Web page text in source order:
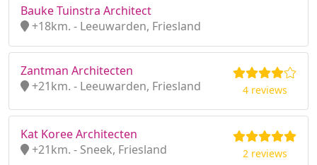
Bauke Tuinstra Architect
+18km. - Leeuwarden, Friesland
Zantman Architecten
+21km. - Leeuwarden, Friesland
4 reviews
Kat Koree Architecten
+21km. - Sneek, Friesland
2 reviews